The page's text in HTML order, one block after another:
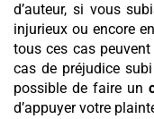
d’auteur, si vous
injurieux ou encore
tous ces cas peuvent
cas de préjudice
possible de faire un
d’appuyer votre